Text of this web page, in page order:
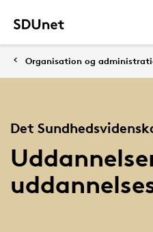
Organisation og
Det